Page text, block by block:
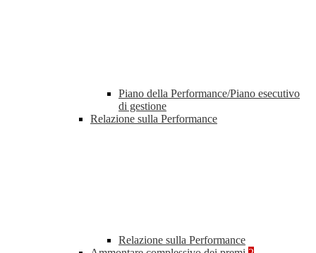
Piano della Performance/Piano esecutivo
di gestione
Relazione sulla Performance
Relazione sulla Performance